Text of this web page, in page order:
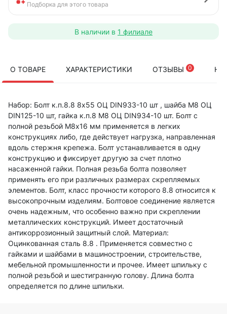
Подборка для этого товара
В наличии в 1 филиале
О ТОВАРЕ ХАРАКТЕРИСТИКИ ОТЗЫВЫ 0
Набор: Болт к.п.8.8 8х55 ОЦ DIN933-10 шт , шайба М8 ОЦ
DIN125-10 шт, гайка к.п.8 М8 ОЦ DIN934-10 шт. Болт с
полной резьбой М8х16 мм применяется в легких
конструкциях либо, где действует нагрузка, направленная
вдоль стержня крепежа. Болт устанавливается в одну
конструкцию и фиксирует другую за счет плотно
насаженной гайки. Полная резьба болта позволяет
применять его при различных размерах скрепляемых
элементов. Болт, класс прочности которого 8.8 относится к
высокопрочным изделиям. Болтовое соединение является
очень надежным, что особенно важно при скреплении
металлических конструкций. Имеет достаточный
антикоррозионный защитный слой. Материал:
Оцинкованная сталь 8.8 . Применяется совместно с
гайками и шайбами в машиностроении, строительстве,
мебельной промышленности и прочее. Имеет шпильку с
полной резьбой и шестигранную голову. Длина болта
определяется по длине шпильки.